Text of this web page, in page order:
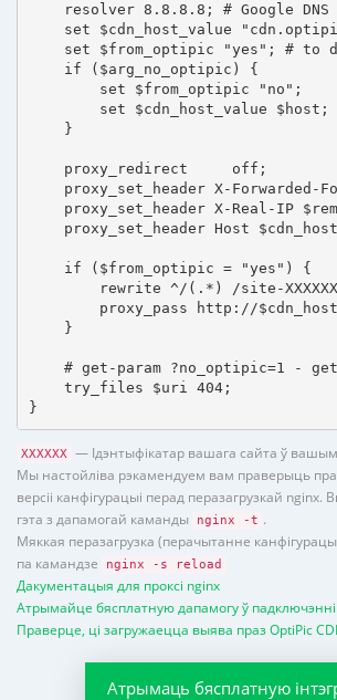
    resolver 8.8.8.8; # Google DNS
set $cdn_host_value
set $from_optipic "yes"; # to
    if ($arg_no_optipic) {
        set $from_optipic "no";
        set $cdn_host_value $host;
    }
    proxy_redirect     off;
proxy_set_header X-Forwarded-
proxy_set_header X-Real-IP
proxy_set_header Host
    if ($from_optipic = "yes") {
rewrite ^/(.*) /site-
proxy_pass http://
    }
# get-param ?no_optipic=1 -
    try_files $uri 404;
}
XXXXXX
— Ідэнтыфікатар вашага сайта ў
Мы настойліва рэкамендуем вам праверыць
версіі канфігурацыі перад перазагрузкай
гэта з дапамогай каманды
nginx -t .
Мяккая перазагрузка (перачытанне
па камандзе
nginx -s reload
Дакументацыя для проксі nginx
Атрымайце бясплатную дапамогу ў падключэнні
Праверце, ці загружаецца выява праз OptiPic
Атрымаць бясплатную